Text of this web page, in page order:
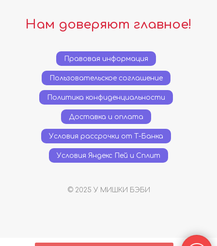
Нам доверяют главное!
Правовая информация
Пользовательское соглашение
Политика конфиденциальности
Доставка и оплата
Условия рассрочки от Т-Банка
Условия Яндекс Пей и Сплит
© 2025 У МИШКИ БЭБИ